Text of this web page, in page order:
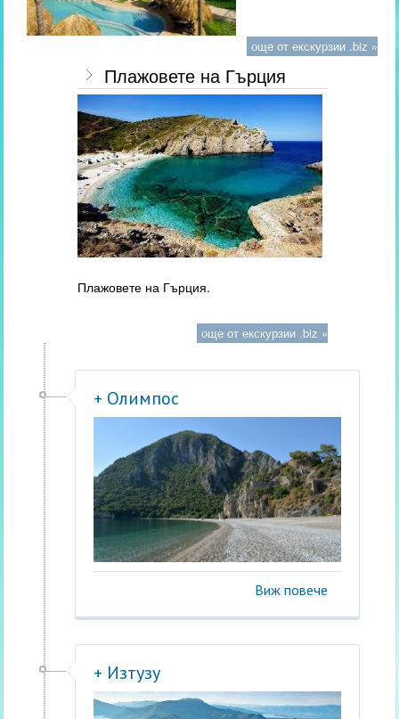
още от екскурзии .biz »
Плажовете на Гърция
Плажовете на Гърция.
още от екскурзии .biz »
+ Олимпос
Виж повече
+ Изтузу